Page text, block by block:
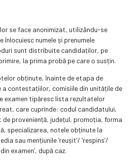
se face anonimizat, utilizându-se
înlocuiesc numele și prenumele
sunt distribuite candidaților, pe
la prima probă pe care o susțin.
obținute, înainte de etapa de
a contestațiilor, comisiile din unitățile de
examen tipăresc lista rezultatelor
care cuprinde: codul candidatului,
proveniență, județul, promoția, forma
specializarea, notele obținute la
sau mențiunile ‘reușit’/ ‘respins’/
examen’, după caz.